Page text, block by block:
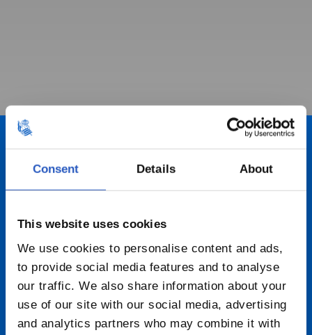
Consent Details About
This website uses cookies
We use cookies to personalise content and ads,
to provide social media features and to analyse
our traffic. We also share information about your
use of our site with our social media, advertising
and analytics partners who may combine it with